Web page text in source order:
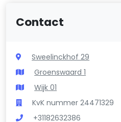
Contact
Sweelinckhof 29
Groenswaard 1
Wijk 01
KvK nummer 24471329
+31182632386